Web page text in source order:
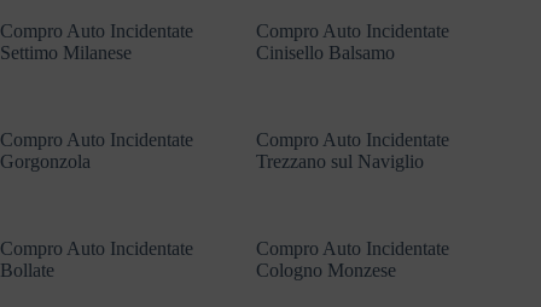
Compro Auto Incidentate
Settimo Milanese
Compro Auto Incidentate
Cinisello Balsamo
Compro Auto Incidentate
Gorgonzola
Compro Auto Incidentate
Trezzano sul Naviglio
Compro Auto Incidentate
Bollate
Compro Auto Incidentate
Cologno Monzese